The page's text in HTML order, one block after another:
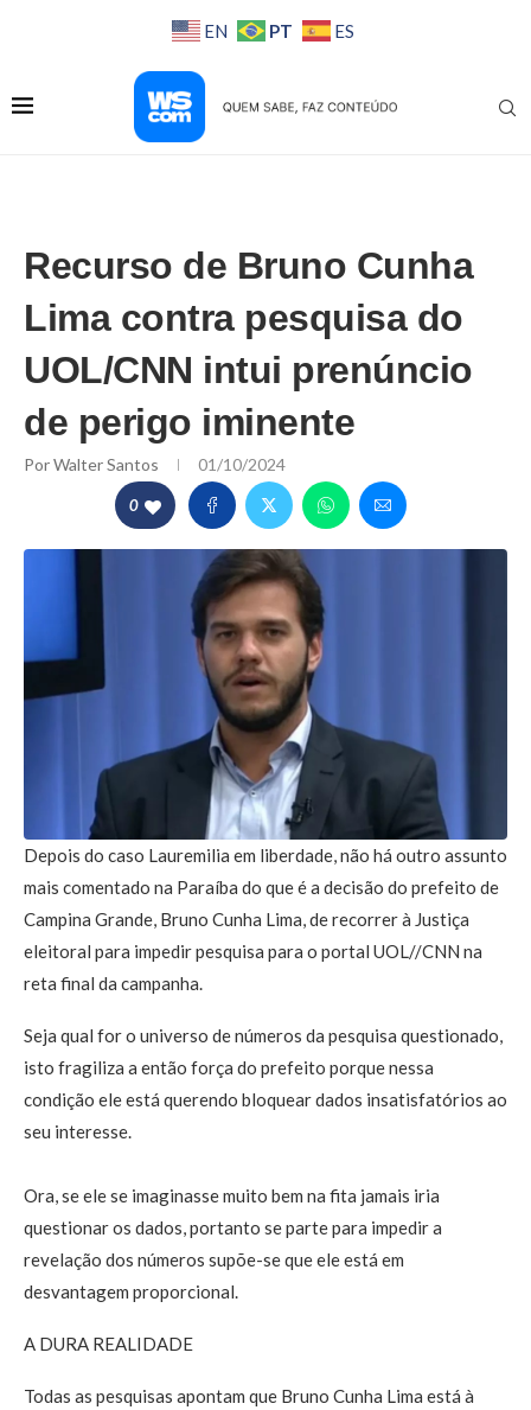
EN PT ES
Recurso de Bruno Cunha
Lima contra pesquisa do
UOL/CNN intui prenúncio
de perigo iminente
PorWalter Santos 01/10/2024
0
Depois do caso Lauremilia em liberdade, não há outro assunto
mais comentado na Paraíba do que é a decisão do prefeito de
Campina Grande, Bruno Cunha Lima, de recorrer à Justiça
eleitoral para impedir pesquisa para o portal UOL//CNN na
reta final da campanha.
Seja qual for o universo de números da pesquisa questionado,
isto fragiliza a então força do prefeito porque nessa
condição ele está querendo bloquear dados insatisfatórios ao
seu interesse.
Ora, se ele se imaginasse muito bem na fita jamais iria
questionar os dados, portanto se parte para impedir a
revelação dos números supõe-se que ele está em
desvantagem proporcional.
A DURA REALIDADE
Todas as pesquisas apontam que Bruno Cunha Lima está à